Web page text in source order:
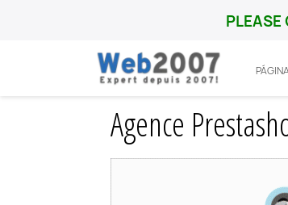
PLEASE
Inicio Prestashop
Agence